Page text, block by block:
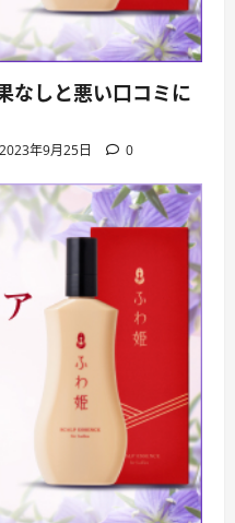
なしと悪い口コミに
2023年9月25日 0